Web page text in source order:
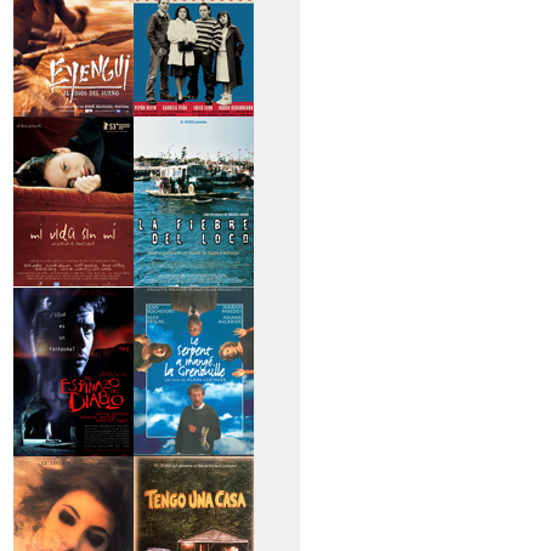
>Eyengui, El Dios
del sueño
>Mi vida sin mi >La fiebre del loco
>El espinazo del
diablo
>A trabajar!